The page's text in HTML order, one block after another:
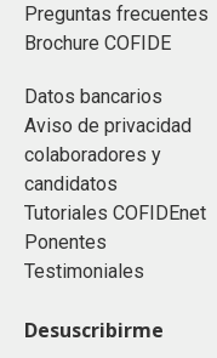
Preguntas frecuentes
Brochure COFIDE
Datos bancarios
Aviso de privacidad
colaboradores y
candidatos
Tutoriales COFIDEnet
Ponentes
Testimoniales
Desuscribirme